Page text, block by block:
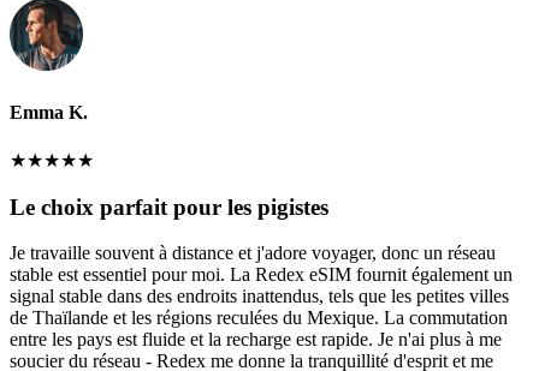
Emma K.
★★★★★
Le choix parfait pour les pigistes
Je travaille souvent à distance et j'adore voyager, donc un réseau
stable est essentiel pour moi. La Redex eSIM fournit également un
signal stable dans des endroits inattendus, tels que les petites villes
de Thaïlande et les régions reculées du Mexique. La commutation
entre les pays est fluide et la recharge est rapide. Je n'ai plus à me
soucier du réseau - Redex me donne la tranquillité d'esprit et me